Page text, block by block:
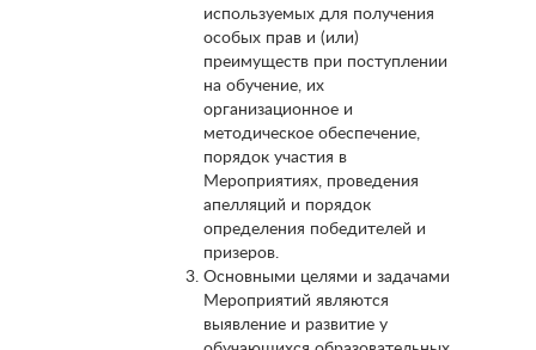
используемых для получения
особых прав и (или)
преимуществ при поступлении
на обучение, их
организационное и
методическое обеспечение,
порядок участия в
Мероприятиях, проведения
апелляций и порядок
определения победителей и
призеров.
Основными целями и задачами
Мероприятий являются
выявление и развитие у